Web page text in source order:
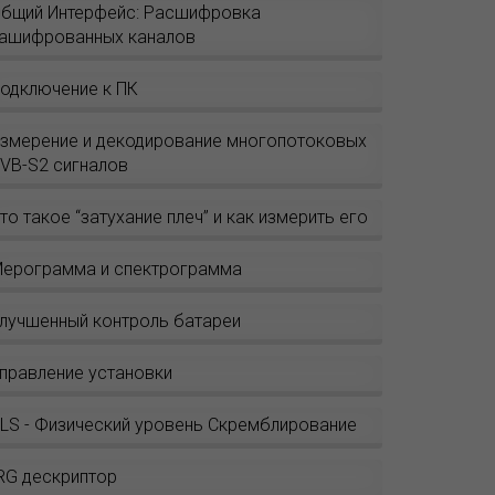
Интерфейс: Расшифровка
каналов
к ПК
и декодирование многопотоковых
S2 сигналов
такое “затухание плеч” и как измерить его
и спектрограмма
контроль батареи
установки
- Физический уровень Скремблирование
дескриптор